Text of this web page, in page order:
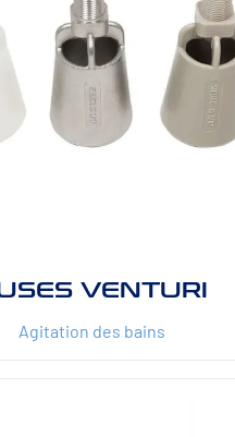
VENTURI
Agitation des bains